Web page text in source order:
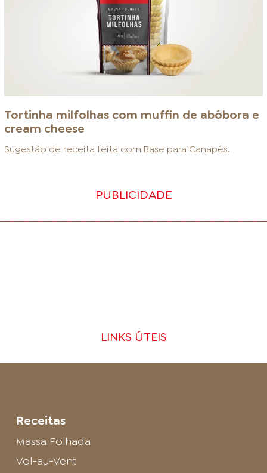
Tortinha milfolhas com muffin de abóbora e
cream cheese
Sugestão de receita feita com Base para Canapés.
PUBLICIDADE
LINKS ÚTEIS
Receitas
Massa Folhada
Vol-au-Vent